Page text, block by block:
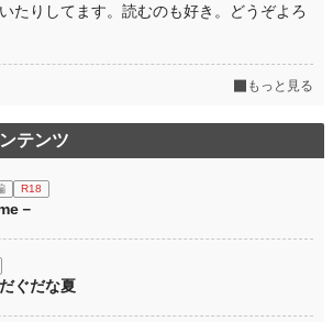
たりしてます。読むのも好き。どうぞよろ
もっと見る
テンツ
R18
－
ぐだな夏